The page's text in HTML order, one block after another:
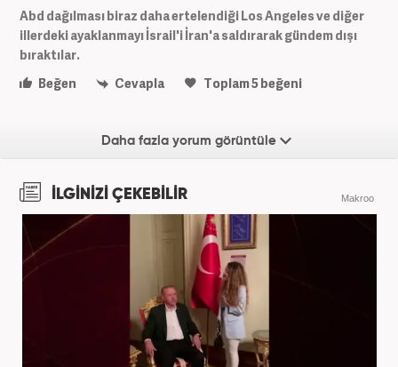
Abd dağılması biraz daha ertelendiği Los Angeles ve diğer
illerdeki ayaklanmayı İsrail'i İran'a saldırarak gündem dışı
bıraktılar.
Beğen
Cevapla Toplam5beğeni
Daha fazla yorum görüntüle
İLGİNİZİ ÇEKEBİLİR Makroo